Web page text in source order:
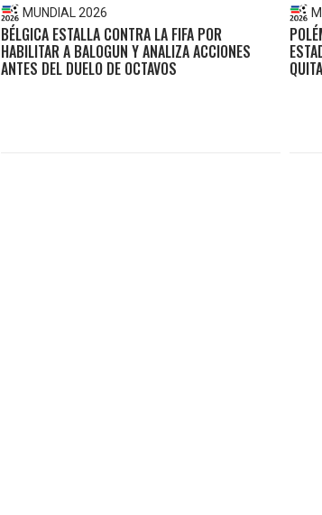
MUNDIAL 2026
BÉLGICA ESTALLA CONTRA LA FIFA POR
HABILITAR A BALOGUN Y ANALIZA ACCIONES
ANTES DEL DUELO DE OCTAVOS